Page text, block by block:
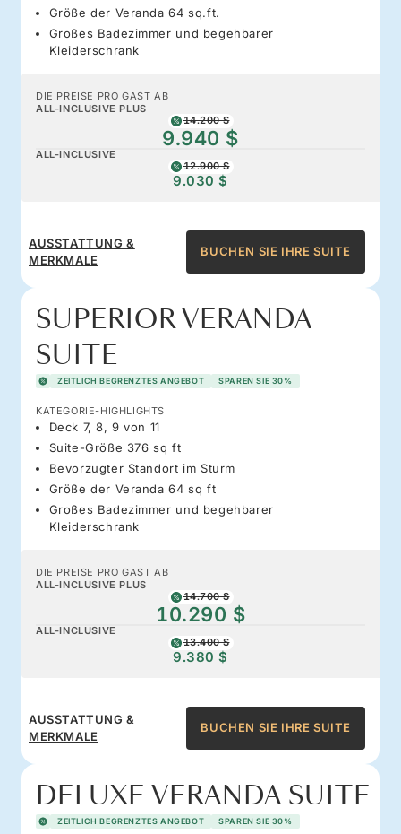
Größe der Veranda 64 sq.ft.
Großes Badezimmer und begehbarer
Kleiderschrank
DIE PREISE PRO GAST AB
ALL-INCLUSIVE PLUS
14.200 $
9.940 $
ALL-INCLUSIVE
12.900 $
9.030 $
AUSSTATTUNG &
MERKMALE
BUCHEN SIE IHRE SUITE
SUPERIOR VERANDA
SUITE
ZEITLICH BEGRENZTES ANGEBOT SPAREN SIE 30%
KATEGORIE-HIGHLIGHTS
Deck 7, 8, 9 von 11
Suite-Größe 376 sq ft
Bevorzugter Standort im Sturm
Größe der Veranda 64 sq ft
Großes Badezimmer und begehbarer
Kleiderschrank
DIE PREISE PRO GAST AB
ALL-INCLUSIVE PLUS
14.700 $
10.290 $
ALL-INCLUSIVE
13.400 $
9.380 $
AUSSTATTUNG &
MERKMALE
BUCHEN SIE IHRE SUITE
DELUXE VERANDA SUITE
ZEITLICH BEGRENZTES ANGEBOT SPAREN SIE 30%